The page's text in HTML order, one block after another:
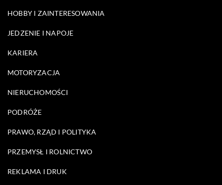
HOBBY I ZAINTERESOWANIA
JEDZENIE I NAPOJE
KARIERA
MOTORYZACJA
NIERUCHOMOŚCI
PODRÓŻE
PRAWO, RZĄD I POLITYKA
PRZEMYSŁ I ROLNICTWO
REKLAMA I DRUK